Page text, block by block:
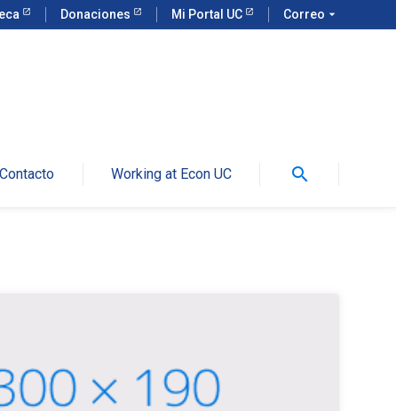
Donaciones Mi Portal UC Correo arrow_drop_down
Contacto Working at Econ UC search